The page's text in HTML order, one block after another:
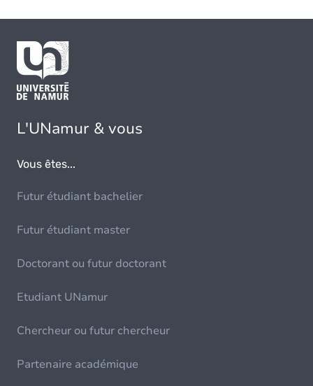
L'UNamur & vous
Vous êtes...
Futur étudiant bachelier
Futur étudiant master
Doctorant ou futur doctorant
Etudiant UNamur
Chercheur ou futur chercheur
Partenaire académique